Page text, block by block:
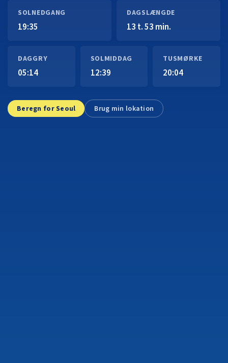
SOLNEDGANG
19:35
DAGSLÆNGDE
13 t. 53 min.
DAGGRY
05:14
SOLMIDDAG
12:39
TUSMØRKE
20:04
Beregn for Seoul Brug min lokation